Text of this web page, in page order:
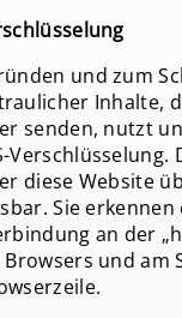
und zum
Inhalte,
senden, nutzt
Verschlüsselung.
diese Website
Sie erkennen
an der
und am